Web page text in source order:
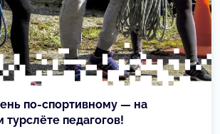
по-спортивному — на
турслёте педагогов!